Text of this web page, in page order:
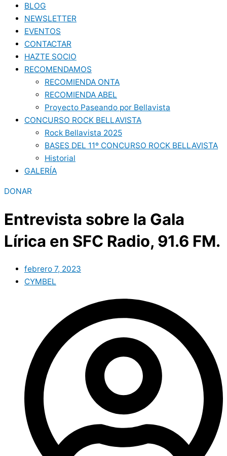
BLOG
NEWSLETTER
EVENTOS
CONTACTAR
HAZTE SOCIO
RECOMENDAMOS
RECOMIENDA ONTA
RECOMIENDA ABEL
Proyecto Paseando por Bellavista
CONCURSO ROCK BELLAVISTA
Rock Bellavista 2025
BASES DEL 11º CONCURSO ROCK BELLAVISTA
Historial
GALERÍA
DONAR
Entrevista sobre la Gala
Lírica en SFC Radio, 91.6 FM.
febrero 7, 2023
CYMBEL